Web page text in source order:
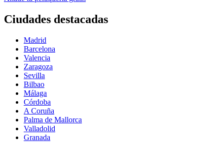
Ciudades destacadas
Madrid
Barcelona
Valencia
Zaragoza
Sevilla
Bilbao
Málaga
Córdoba
A Coruña
Palma de Mallorca
Valladolid
Granada